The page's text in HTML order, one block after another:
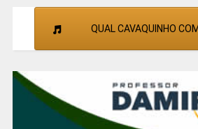
QUAL CAVAQUINHO